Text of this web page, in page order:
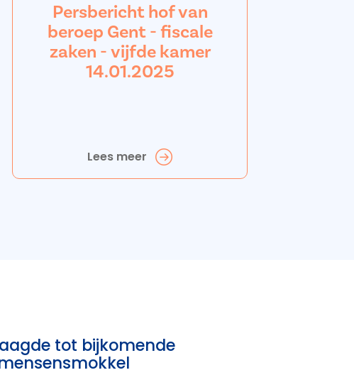
Persbericht hof van
beroep Gent - fiscale
zaken - vijfde kamer
14.01.2025
Lees meer
tot bijkomende